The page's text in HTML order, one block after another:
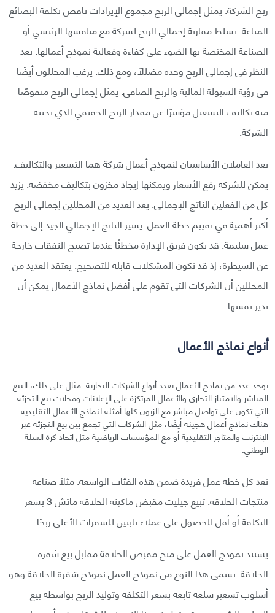
ربح الشركة. يمثل إجمالي الربح مجموع الإيرادات ناقص تكلفة البضائع
المباعة. تسلط مقارنة إجمالي الربح لشركة مع منافسها الرئيسي أو
الصناعة المختصة بها الضوء على كفاءة وفعالية نموذج أعمالها. يعد
النظر في إجمالي الربح وحده مضللًا، ومع ذلك. يرغب المحللون أيضًا
في رؤية السيولة المالية والربح الصافي. يمثل إجمالي الربح منقوصًا
منه تكاليف التشغيل مؤشرًا عن مقدار الربح الحقيقي الذي تجنيه
الشركة.
يعد العاملان الأساسيان لنموذج أعمال شركة هما التسعير والتكاليف.
يمكن للشركة رفع الأسعار ويمكنها إيجاد مخزون بتكاليف مخفضة. يزيد
كل من الفعلين الناتج الإجمالي. يعد العديد من المحللين إجمالي الربح
أكثر أهمية في تقييم خطة العمل. يشير الناتج الإجمالي الجيد إلى خطة
عمل سليمة. قد يكون فريق الإدارة مخطئًا عندما تصبح النفقات خارجة
عن السيطرة، إذ قد تكون المشكلات قابلة للتصحيح. يعتقد العديد من
المحللين أن الشركات التي تقوم على أفضل نماذج الأعمال يمكن أن
تدير نفسها.
أنواع نماذج الأعمال
يوجد عدد من نماذج الأعمال بعدد أنواع الشركات التجارية. مثال على ذلك، البيع
المباشر والامتياز التجاري والأعمال المرتكزة على الإعلانات ومحلات بيع التجزئة
التي تكون على تواصل مباشر مع الزبون كلها أمثلة لنماذج الأعمال التقليدية.
هناك نماذج أعمال هجينة أيضًا، مثل الشركات التي تجمع بين بيع التجزئة عبر
الإنترنت والمتاجر التقليدية أو مع المؤسسات الرياضية مثل اتحاد كرة السلة
الوطني.
تعد كل خطة عمل فريدة ضمن هذه الفئات الواسعة. مثلًا صناعة
منتجات الحلاقة. تبيع جيليت مقبض ماكينة الحلاقة ماتش 3 بسعر
التكلفة أو أقل للحصول على عملاء ثابتين للشفرات الأعلى ربحًا.
يستند نموذج العمل على منح مقبض الحلاقة مقابل بيع شفرة
الحلاقة. يسمى هذا النوع من نموذج العمل نموذج شفرة الحلاقة وهو
أسلوب تسعير سلعة تابعة بسعر التكلفة وتوليد الربح بواسطة بيع